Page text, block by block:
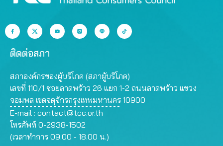
ติดต่อสภา
สภาองค์กรของผู้บริโภค (สภาผู้บริโภค)
เลขที่ 110/1 ซอยลาดพร้าว 26 แยก 1-2 ถนนลาดพร้าว แขวง
จอมพล เขตจตุจักรกรุงเทพมหานคร 10900
E-mail : contact@tcc.or.th
โทรศัพท์ 0-2938-1502
(เวลาทำการ 09.00 - 18.00 น.)